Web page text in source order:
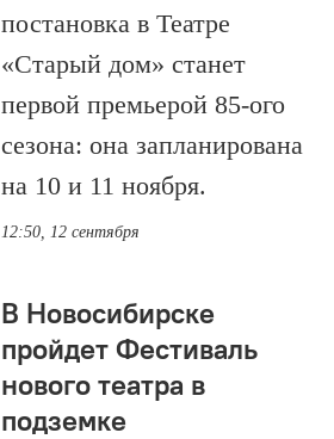
постановка в Театре
«Старый дом» станет
первой премьерой 85-ого
сезона: она запланирована
на 10 и 11 ноября.
12:50, 12 сентября
В Новосибирске
пройдет Фестиваль
нового театра в
подземке